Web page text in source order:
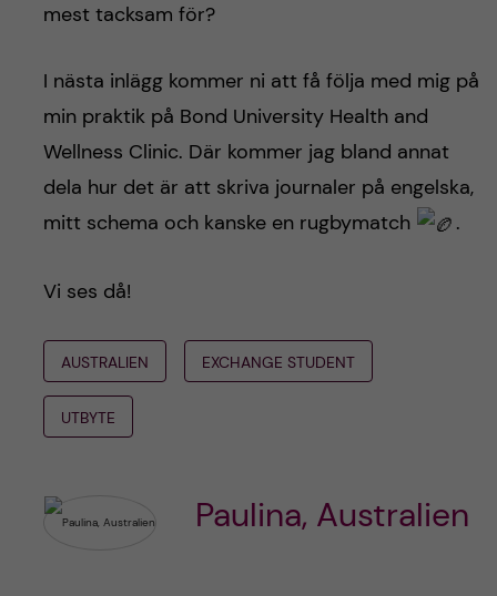
mest tacksam för?
I nästa inlägg kommer ni att få följa med mig på
min praktik på Bond University Health and
Wellness Clinic. Där kommer jag bland annat
dela hur det är att skriva journaler på engelska,
mitt schema och kanske en rugbymatch
.
Vi ses då!
AUSTRALIEN EXCHANGE STUDENT
UTBYTE
Paulina, Australien